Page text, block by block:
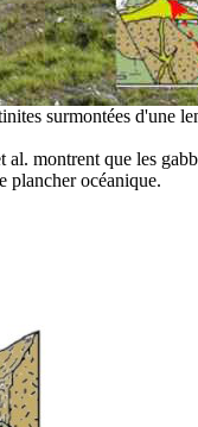
surmontées d'une
montrent que les
plancher océanique.